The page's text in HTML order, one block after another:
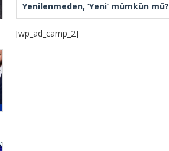
Yenilenmeden, ‘Yeni’ mümkün mü?
[wp_ad_camp_2]